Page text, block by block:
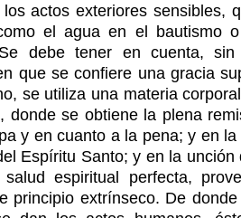
actos exteriores sensibles,
el agua en el bautismo
debe tener en cuenta,
que se confiere una gracia
se utiliza una materia
donde se obtiene la plena
y en cuanto a la pena; y en
Espíritu Santo; y en la
espiritual perfecta,
principio extrínseco. De